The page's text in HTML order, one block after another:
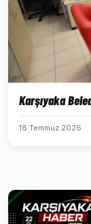
Karşıyaka
18 Temmuz 2026